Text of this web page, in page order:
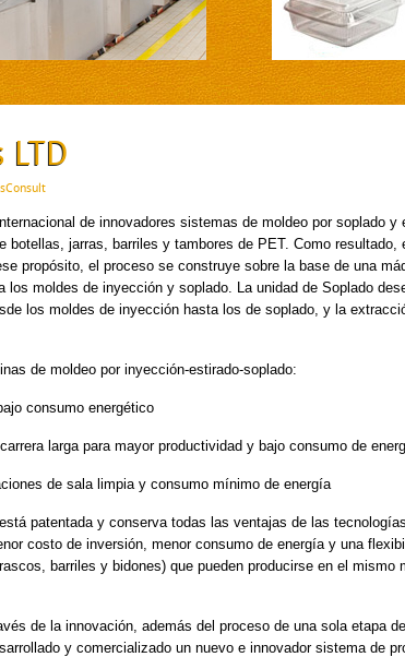
de innovadores sistemas de moldeo por soplado y
botellas, jarras, barriles y tambores de PET. Como resultado,
propósito, el proceso se construye sobre la base de una
los moldes de inyección y soplado. La unidad de Soplado
los moldes de inyección hasta los de soplado, y la
de moldeo por inyección-estirado-soplado:
consumo energético
larga para mayor productividad y bajo consumo de
de sala limpia y consumo mínimo de energía
patentada y conserva todas las ventajas de las
costo de inversión, menor consumo de energía y una
barriles y bidones) que pueden producirse en el mismo
de la innovación, además del proceso de una sola etapa
y comercializado un nuevo e innovador sistema de